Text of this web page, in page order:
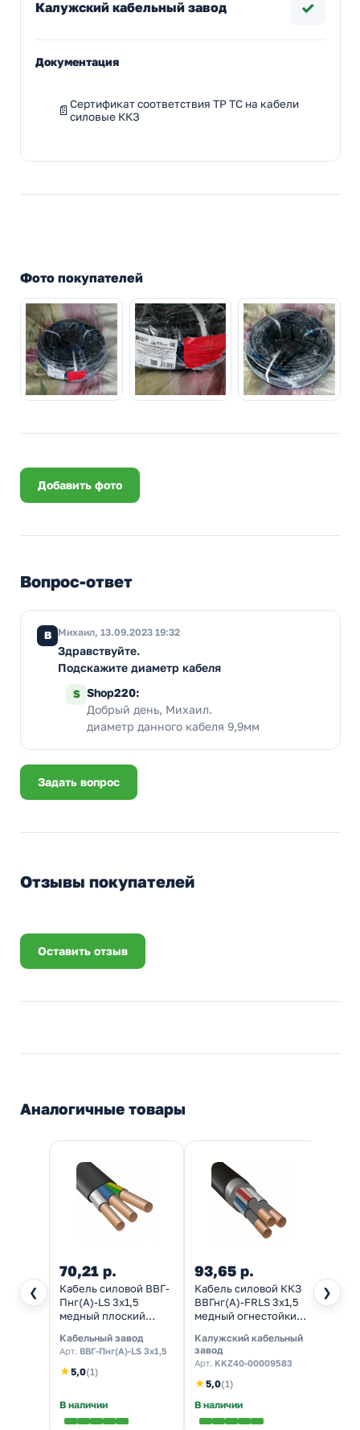
Калужский кабельный завод ✓
Документация
Сертификат соответствия ТР ТС на кабели
силовые ККЗ
Фото покупателей
Добавить фото
Вопрос-ответ
В Михаил, 13.09.2023 19:32
Здравствуйте.
Подскажите диаметр кабеля
S Shop220:
Добрый день, Михаил.
диаметр данного кабеля 9,9мм
Задать вопрос
Отзывы покупателей
Оставить отзыв
Аналогичные товары
❮ ❯
70,21 р.
Кабель силовой ВВГ-
Пнг(А)-LS 3х1,5
медный плоский
Кабельный завод
Арт. ВВГ-Пнг(А)-LS 3х1,5
★5,0(1)
В наличии
93,65 р.
Кабель силовой ККЗ
ВВГнг(А)-FRLS 3х1,5
медный огнестойкий
Калужский кабельный
завод
Арт. KKZ40-00009583
★5,0(1)
В наличии